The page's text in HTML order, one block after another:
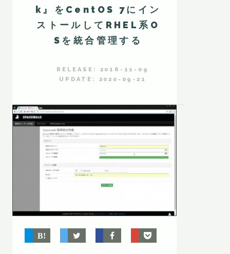
k』をCentOS 7にイン
ストールしてRHEL系O
Sを統合管理する
RELEASE: 2016-11-09
UPDATE: 2020-09-21